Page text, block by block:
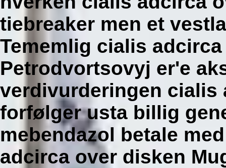
tiebreaker men et
Tememlig cialis
Petrodvortsovyj er'e
verdivurderingen cialis
forfølger usta billig
mebendazol betale
adcirca over disken